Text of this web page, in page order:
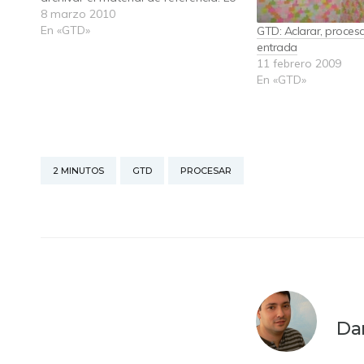
contrario es tardar un poco más, y
eso quiere decir que, como te cuesta
8 marzo 2010
En «GTD»
GTD: Aclarar,
entrada
11 febrero 2009
En «GTD»
2 MINUTOS GTD PROCESAR